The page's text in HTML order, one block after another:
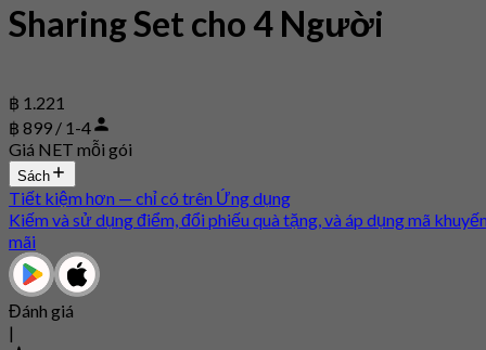
Sharing Set cho 4 Người
฿ 1.221
฿ 899 / 1-4
Giá NET mỗi gói
Sách
Tiết kiệm hơn — chỉ có trên Ứng dụng
Kiếm và sử dụng điểm, đổi phiếu quà tặng, và áp dụng mã
mãi
Đánh giá
|